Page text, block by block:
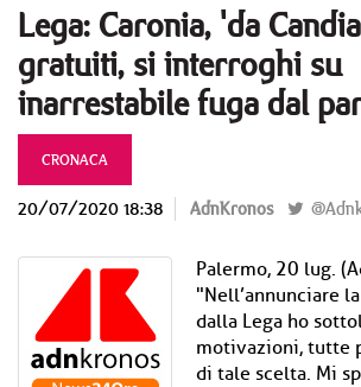
Lega: Caronia, 'da
gratuiti, si interroghi su
inarrestabile fuga dal
CRONACA
20/07/2020 18:38 AdnKronos
Palermo, 20 lug.
"Nell’annunciare
dalla Lega ho
motivazioni, tutte
di tale scelta. Mi